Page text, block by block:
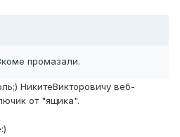
промазали.
НикитеВикторовичу веб-
от "ящика".